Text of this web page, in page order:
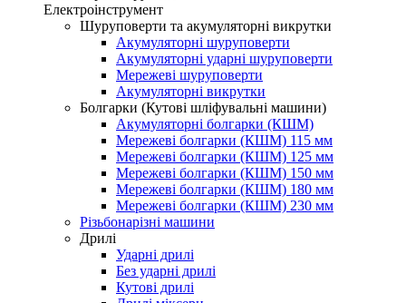
Електроінструмент
Шуруповерти та акумуляторні викрутки
Акумуляторні шуруповерти
Акумуляторні ударні шуруповерти
Мережеві шуруповерти
Акумуляторні викрутки
Болгарки (Кутові шліфувальні машини)
Акумуляторні болгарки (КШМ)
Мережеві болгарки (КШМ) 115 мм
Мережеві болгарки (КШМ) 125 мм
Мережеві болгарки (КШМ) 150 мм
Мережеві болгарки (КШМ) 180 мм
Мережеві болгарки (КШМ) 230 мм
Різьбонарізні машини
Дрилі
Ударні дрилі
Без ударні дрилі
Кутові дрилі